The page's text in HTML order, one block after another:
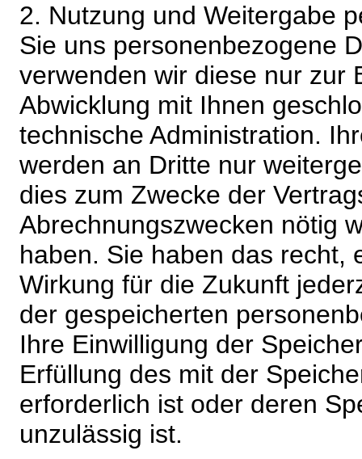
2. Nutzung und Weitergabe
Sie uns personenbezogene
verwenden wir diese nur zur
Abwicklung mit Ihnen
technische Administration.
werden an Dritte nur
dies zum Zwecke der
Abrechnungszwecken nötig
haben. Sie haben das recht,
Wirkung für die Zukunft
der gespeicherten
Ihre Einwilligung der
Erfüllung des mit der
erforderlich ist oder deren
unzulässig ist.